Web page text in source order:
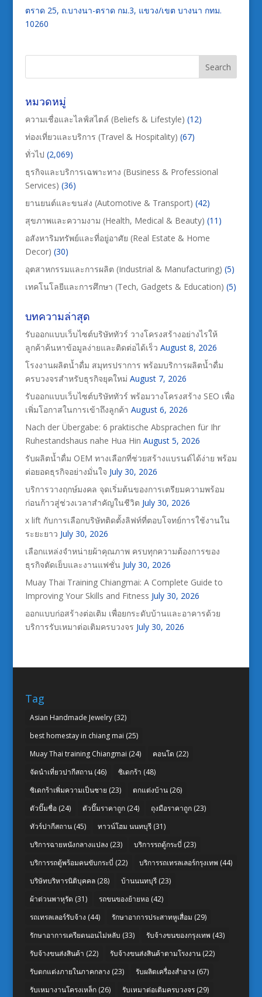
ตราด 25, ถ.บางนา-ตราด กม.3, แขวง/เขต บางนา กทม.
10260
หมวดหมู่
ความเชื่อและไลฟ์สไตล์ (Beliefs & Lifestyle) (12)
ท่องเที่ยวและบริการ (Travel & Hospitality) (67)
ทั่วไป (2,069)
ธุรกิจและบริการเฉพาะทาง (Business & Professional
Services) (36)
ยานยนต์และขนส่ง (Automotive & Transport) (42)
สุขภาพและความงาม (Health, Medical & Beauty) (11)
อสังหาริมทรัพย์และที่อยู่อาศัย (Real Estate & Home
Decor) (30)
อุตสาหกรรมและการผลิต (Industrial & Manufacturing) (5)
เทคโนโลยีและการศึกษา (Tech, Gadgets & Education) (5)
บทความล่าสุด
รับออกแบบเว็บไซต์บริษัททัวร์ วางโครงสร้างอย่างไรให้
ลูกค้าค้นหาข้อมูลง่ายและติดต่อได้เร็ว August 8, 2026
โรงงานผลิตน้ำดื่ม สมุทรปราการ พร้อมบริการผลิตน้ำดื่ม
ครบวงจรสำหรับธุรกิจยุคใหม่ August 7, 2026
รับออกแบบเว็บไซต์บริษัททัวร์ พร้อมวางโครงสร้าง SEO เพื่อ
เพิ่มโอกาสในการเข้าถึงลูกค้า August 6, 2026
Nach der Übergabe: 6 praktische Absprachen für Ihr
Ruhestandshaus nahe Hua Hin August 5, 2026
รับผลิตน้ำดื่ม OEM ทางเลือกที่ช่วยสร้างแบรนด์ได้ง่าย พร้อม
ต่อยอดธุรกิจอย่างมั่นใจ July 30, 2026
บริการวางฤกษ์มงคล จุดเริ่มต้นของการเตรียมความพร้อม
ก่อนก้าวสู่ช่วงเวลาสำคัญในชีวิต July 30, 2026
x lift กับการเลือกบริษัทติดตั้งลิฟท์ที่ตอบโจทย์การใช้งานใน
ระยะยาว July 30, 2026
เลือกแหล่งจำหน่ายผ้าคุณภาพ ครบทุกความต้องการของ
ธุรกิจตัดเย็บและงานแฟชั่น July 30, 2026
Muay Thai Training Chiangmai: A Complete Guide to
Improving Your Skills and Fitness July 30, 2026
ออกแบบก่อสร้างต่อเติม เพื่อยกระดับบ้านและอาคารด้วย
บริการรับเหมาต่อเติมครบวงจร July 30, 2026
Tag
Asian Handmade Jewelry(32)
best homestay in chiang mai (25)
Muay Thai training Chiangmai (24) คอนโด (22)
จัดนำเที่ยวปากีสถาน(46) ซิเดกร้า (48)
ซิเดกร้าเพิ่มความเป็นชาย (23) ตกแต่งบ้าน(26)
ตัวปั๊มชื่อ(24) ตัวปั๊มราคาถูก(24) ถุงมือราคาถูก(23)
ทัวร์ปากีสถาน(45) ทาวน์โฮม นนทบุรี(31)
บริการฉายหนังกลางแปลง (23) บริการรถตู้กระบี่ (23)
บริการรถตู้พร้อมคนขับกระบี่ (22) บริการรถเทรลเลอร์กรุงเทพ (44)
บริษัทบริหารนิติบุคคล(28) บ้านนนทบุรี(23)
ผ้าต่วนพาหุรัด (31) รถขนของย้ายหอ(42)
รถเทรลเลอร์รับจ้าง (44) รักษาอาการประสาทหูเสื่อม (29)
รักษาอาการเครียดนอนไม่หลับ (33) รับจ้างขนของกรุงเทพ (43)
รับจ้างขนส่งสินค้า (22) รับจ้างขนส่งสินค้าตามโรงงาน(22)
รับตกแต่งภายในภาคกลาง (23) รับผลิตเครื่องสำอาง (67)
รับเหมางานโครงเหล็ก(26) รับเหมาต่อเติมครบวงจร(29)